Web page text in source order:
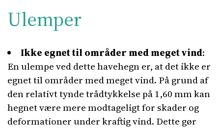
Ulemper
Ikke egnet til områder med meget vind:
En ulempe ved dette havehegn er, at det ikke er
egnet til områder med meget vind. På grund af
den relativt tynde trådtykkelse på 1,60 mm kan
hegnet være mere modtageligt for skader og
deformationer under kraftig vind. Dette gør